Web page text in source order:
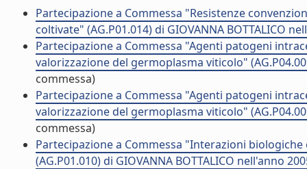
Partecipazione a Commessa "Resistenze
coltivate" (AG.P01.014) di GIOVANNA BOTTALICO
Partecipazione a Commessa "Agenti patogeni
valorizzazione del germoplasma viticolo"
commessa)
Partecipazione a Commessa "Agenti patogeni
valorizzazione del germoplasma viticolo"
commessa)
Partecipazione a Commessa "Interazioni
(AG.P01.010) di GIOVANNA BOTTALICO nell'anno